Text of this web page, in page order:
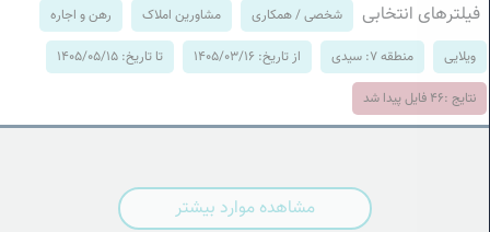
فیلترهای انتخابی شخصی / همکاری مشاورین املاک رهن و اجاره
ویلایی منطقه 7: سیدی از تاریخ: 1405/03/16 تا تاریخ: 1405/05/15
نتایج :46 فایل پیدا شد
مشاهده موارد بیشتر